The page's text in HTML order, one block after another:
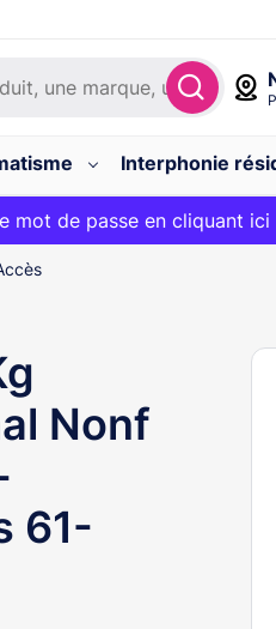
Interphonie
livraison 24/48h gratuite
mot de passe en cliquant ici
Nonf
61-